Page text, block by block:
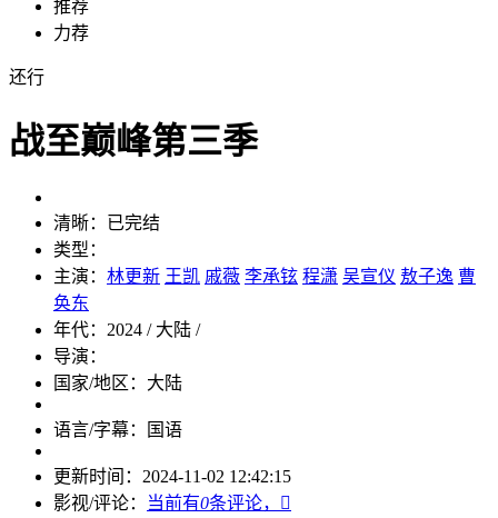
推荐
力荐
还行
战至巅峰第三季
清晰： 已完结
类型：
主演： 林更新 王凯 戚薇 李承铉 程潇 吴宣仪 敖子逸 曹
奂东
年代： 2024 / 大陆 /
导演：
国家/地区： 大陆
语言/字幕： 国语
更新时间： 2024-11-02 12:42:15
影视/评论：
当前有0条评论，
